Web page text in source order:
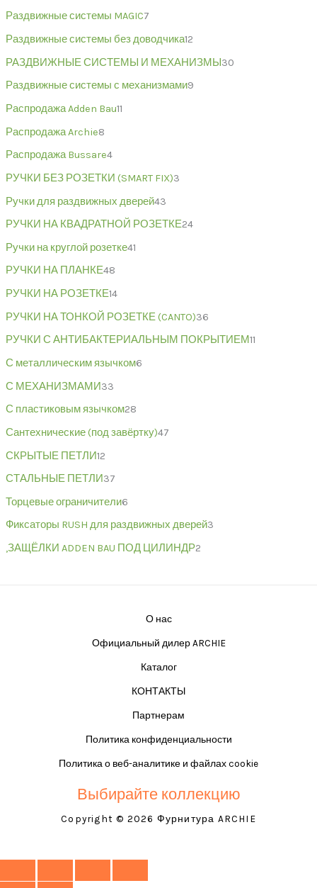
Раздвижные системы MAGIC7
Раздвижные системы без доводчика12
РАЗДВИЖНЫЕ СИСТЕМЫ И МЕХАНИЗМЫ 30
Раздвижные системы с механизмами9
Распродажа Adden Bau11
Распродажа Archie8
Распродажа Bussare4
РУЧКИ БЕЗ РОЗЕТКИ (SMART FIX)3
Ручки для раздвижных дверей43
РУЧКИ НА КВАДРАТНОЙ РОЗЕТКЕ24
Ручки на круглой розетке41
РУЧКИ НА ПЛАНКЕ48
РУЧКИ НА РОЗЕТКЕ14
РУЧКИ НА ТОНКОЙ РОЗЕТКЕ (CANTO)36
РУЧКИ С АНТИБАКТЕРИАЛЬНЫМ ПОКРЫТИЕМ11
С металлическим язычком6
С МЕХАНИЗМАМИ33
С пластиковым язычком28
Сантехнические (под завёртку)47
СКРЫТЫЕ ПЕТЛИ12
СТАЛЬНЫЕ ПЕТЛИ37
Торцевые ограничители6
Фиксаторы RUSH для раздвижных дверей3
,ЗАЩЁЛКИ ADDEN BAU ПОД ЦИЛИНДР2
О нас
Официальный дилер ARCHIE
Каталог
КОНТАКТЫ
Партнерам
Политика конфиденциальности
Политика о веб-аналитике и файлах cookie
Выбирайте коллекцию
Copyright © 2026 Фурнитура ARCHIE